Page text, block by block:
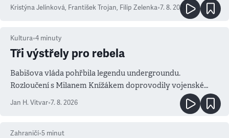
Kristýna Jelínková, František Trojan, Filip Zelenka•7. 8. 2026
Kultura•4 minuty
Tři výstřely pro rebela
Babišova vláda pohřbila legendu undergroundu.
Rozloučení s Milanem Knížákem doprovodily vojenské
salvy i kritika pokrokářů
Jan H. Vitvar•7. 8. 2026
Zahraničí•5 minut